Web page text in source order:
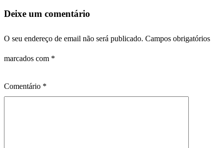
Deixe um comentário
O seu endereço de email não será publicado. Campos obrigatórios
marcados com *
Comentário *